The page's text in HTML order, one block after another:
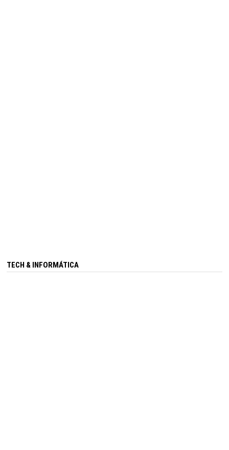
TECH & INFORMÁTICA